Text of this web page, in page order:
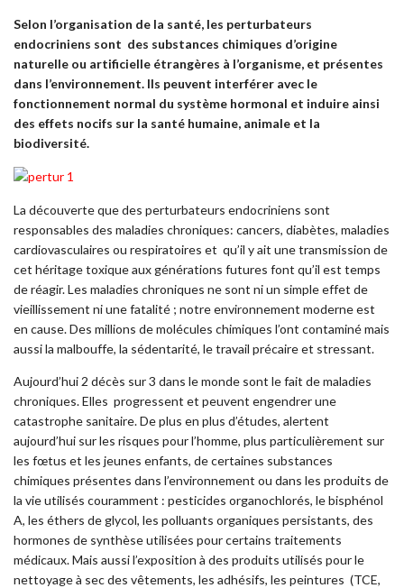
Selon l’organisation de la santé, les perturbateurs
endocriniens sont des substances chimiques d’origine
naturelle ou artificielle étrangères à l’organisme, et présentes
dans l’environnement. Ils peuvent interférer avec le
fonctionnement normal du système hormonal et induire ainsi
des effets nocifs sur la santé humaine, animale et la
biodiversité.
La découverte que des perturbateurs endocriniens sont
responsables des maladies chroniques: cancers, diabètes, maladies
cardiovasculaires ou respiratoires et qu’il y ait une transmission de
cet héritage toxique aux générations futures font qu’il est temps
de réagir. Les maladies chroniques ne sont ni un simple effet de
vieillissement ni une fatalité ; notre environnement moderne est
en cause. Des millions de molécules chimiques l’ont contaminé mais
aussi la malbouffe, la sédentarité, le travail précaire et stressant.
Aujourd’hui 2 décès sur 3 dans le monde sont le fait de maladies
chroniques. Elles progressent et peuvent engendrer une
catastrophe sanitaire. De plus en plus d’études, alertent
aujourd’hui sur les risques pour l’homme, plus particulièrement sur
les fœtus et les jeunes enfants, de certaines substances
chimiques présentes dans l’environnement ou dans les produits de
la vie utilisés couramment : pesticides organochlorés, le bisphénol
A, les éthers de glycol, les polluants organiques persistants, des
hormones de synthèse utilisées pour certains traitements
médicaux. Mais aussi l’exposition à des produits utilisés pour le
nettoyage à sec des vêtements, les adhésifs, les peintures (TCE,